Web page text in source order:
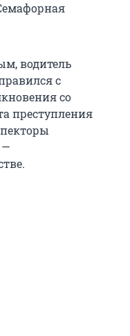
водитель
с
со
преступления
—